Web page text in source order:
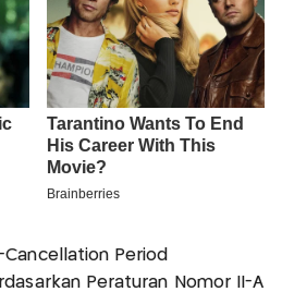
Period
Peraturan Nomor II-A